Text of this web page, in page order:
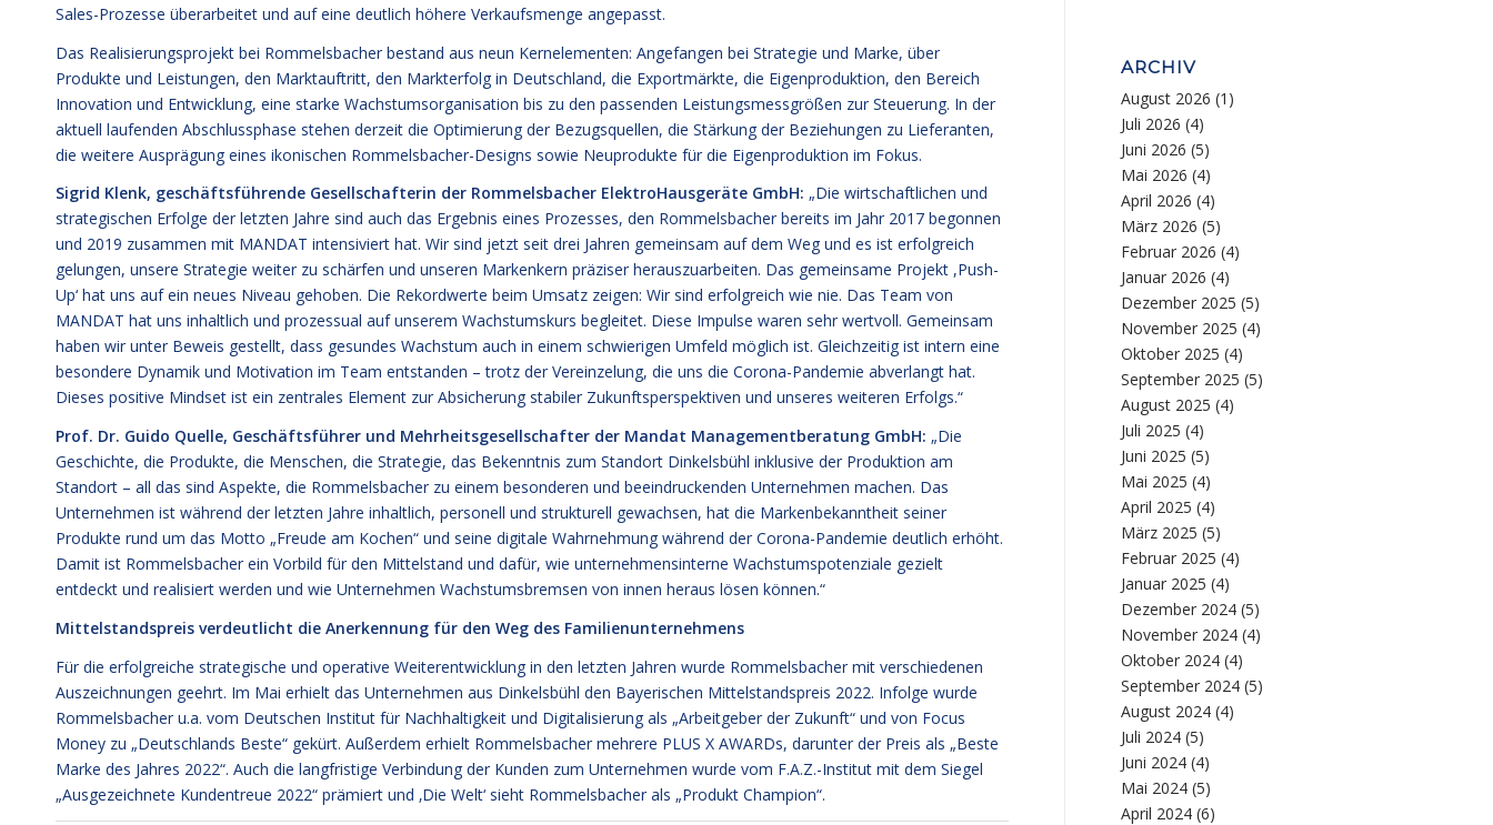
Sales-Prozesse überarbeitet und auf eine deutlich höhere Verkaufsmenge angepasst.
Das Realisierungsprojekt bei Rommelsbacher bestand aus neun Kernelementen: Angefangen bei Strategie und Marke, über
Produkte und Leistungen, den Marktauftritt, den Markterfolg in Deutschland, die Exportmärkte, die Eigenproduktion, den Bereich
Innovation und Entwicklung, eine starke Wachstumsorganisation bis zu den passenden Leistungsmessgrößen zur Steuerung. In der
aktuell laufenden Abschlussphase stehen derzeit die Optimierung der Bezugsquellen, die Stärkung der Beziehungen zu Lieferanten,
die weitere Ausprägung eines ikonischen Rommelsbacher-Designs sowie Neuprodukte für die Eigenproduktion im Fokus.
Sigrid Klenk, geschäftsführende Gesellschafterin der Rommelsbacher ElektroHausgeräte GmbH: „Die wirtschaftlichen und
strategischen Erfolge der letzten Jahre sind auch das Ergebnis eines Prozesses, den Rommelsbacher bereits im Jahr 2017 begonnen
und 2019 zusammen mit MANDAT intensiviert hat. Wir sind jetzt seit drei Jahren gemeinsam auf dem Weg und es ist erfolgreich
gelungen, unsere Strategie weiter zu schärfen und unseren Markenkern präziser herauszuarbeiten. Das gemeinsame Projekt ,Push-
Up‘ hat uns auf ein neues Niveau gehoben. Die Rekordwerte beim Umsatz zeigen: Wir sind erfolgreich wie nie. Das Team von
MANDAT hat uns inhaltlich und prozessual auf unserem Wachstumskurs begleitet. Diese Impulse waren sehr wertvoll. Gemeinsam
haben wir unter Beweis gestellt, dass gesundes Wachstum auch in einem schwierigen Umfeld möglich ist. Gleichzeitig ist intern eine
besondere Dynamik und Motivation im Team entstanden – trotz der Vereinzelung, die uns die Corona-Pandemie abverlangt hat.
Dieses positive Mindset ist ein zentrales Element zur Absicherung stabiler Zukunftsperspektiven und unseres weiteren Erfolgs.“
Prof. Dr. Guido Quelle, Geschäftsführer und Mehrheitsgesellschafter der Mandat Managementberatung GmbH: „Die
Geschichte, die Produkte, die Menschen, die Strategie, das Bekenntnis zum Standort Dinkelsbühl inklusive der Produktion am
Standort – all das sind Aspekte, die Rommelsbacher zu einem besonderen und beeindruckenden Unternehmen machen. Das
Unternehmen ist während der letzten Jahre inhaltlich, personell und strukturell gewachsen, hat die Markenbekanntheit seiner
Produkte rund um das Motto „Freude am Kochen“ und seine digitale Wahrnehmung während der Corona-Pandemie deutlich erhöht.
Damit ist Rommelsbacher ein Vorbild für den Mittelstand und dafür, wie unternehmensinterne Wachstumspotenziale gezielt
entdeckt und realisiert werden und wie Unternehmen Wachstumsbremsen von innen heraus lösen können.“
Mittelstandspreis verdeutlicht die Anerkennung für den Weg des Familienunternehmens
Für die erfolgreiche strategische und operative Weiterentwicklung in den letzten Jahren wurde Rommelsbacher mit verschiedenen
Auszeichnungen geehrt. Im Mai erhielt das Unternehmen aus Dinkelsbühl den Bayerischen Mittelstandspreis 2022. Infolge wurde
Rommelsbacher u.a. vom Deutschen Institut für Nachhaltigkeit und Digitalisierung als „Arbeitgeber der Zukunft“ und von Focus
Money zu „Deutschlands Beste“ gekürt. Außerdem erhielt Rommelsbacher mehrere PLUS X AWARDs, darunter der Preis als „Beste
Marke des Jahres 2022“. Auch die langfristige Verbindung der Kunden zum Unternehmen wurde vom F.A.Z.-Institut mit dem Siegel
„Ausgezeichnete Kundentreue 2022“ prämiert und ‚Die Welt‘ sieht Rommelsbacher als „Produkt Champion“.
ARCHIV
August 2026 (1)
Juli 2026 (4)
Juni 2026 (5)
Mai 2026 (4)
April 2026 (4)
März 2026 (5)
Februar 2026 (4)
Januar 2026 (4)
Dezember 2025 (5)
November 2025 (4)
Oktober 2025 (4)
September 2025 (5)
August 2025 (4)
Juli 2025 (4)
Juni 2025 (5)
Mai 2025 (4)
April 2025 (4)
März 2025 (5)
Februar 2025 (4)
Januar 2025 (4)
Dezember 2024 (5)
November 2024 (4)
Oktober 2024 (4)
September 2024 (5)
August 2024 (4)
Juli 2024 (5)
Juni 2024 (4)
Mai 2024 (5)
April 2024 (6)